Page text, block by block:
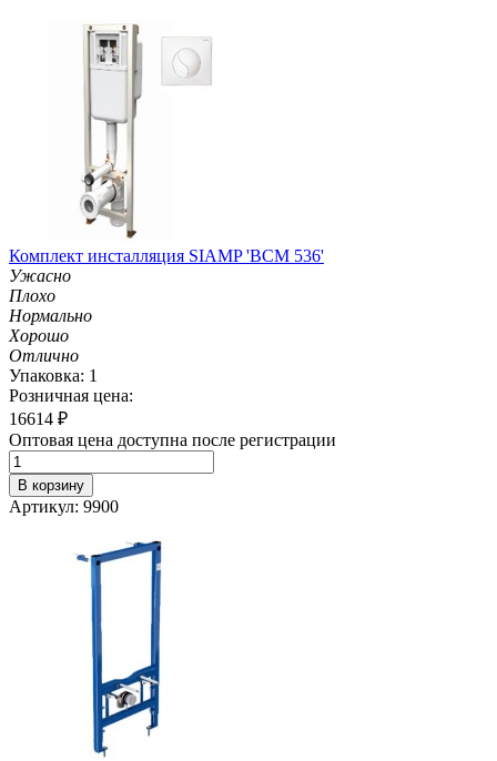
Комплект инсталляция SIAMP 'ВСМ 536'
Ужасно
Плохо
Нормально
Хорошо
Отлично
Упаковка: 1
Розничная цена:
16614 ₽
Оптовая цена доступна после регистрации
В корзину
Артикул: 9900